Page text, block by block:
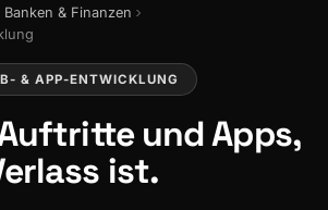
Banken & Finanzen
& APP-ENTWICKLUNG
und Apps,
ist.